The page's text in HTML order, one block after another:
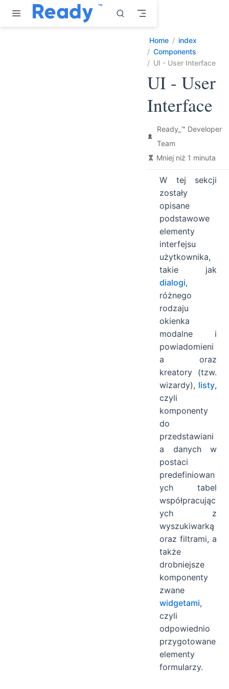
Przejdź do głównej treści
Home
index
Components
UI - User Interface
UI - User
Interface
Ready_™ Developer
Team
Mniej niż 1 minuta
W tej sekcji
zostały
opisane
podstawowe
elementy
interfejsu
użytkownika,
takie jak
dialogi,
różnego
rodzaju
okienka
modalne i
powiadomieni
a oraz
kreatory (tzw.
wizardy), listy,
czyli
komponenty
do
przedstawiani
a danych w
postaci
predefiniowan
ych tabel
współpracując
ych z
wyszukiwarką
oraz filtrami, a
także
drobniejsze
komponenty
zwane
widgetami,
czyli
odpowiednio
przygotowane
elementy
formularzy.